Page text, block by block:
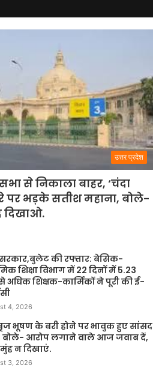
उत्तर प्रदेश
से निकाला बाहर, ‘चंदा
पर भड़के सतीश महाना, बोले-
दिखाओ.
की रफ्तार: बेसिक-
शिक्षा विभाग में 22 दिनों में 5.23
अधिक शिक्षक-कार्मिकों ने पूरी की ई-
4, 2026
भूषण के बरी होने पर भावुक हुए सांसद
आरोप लगाने वाले आज जवाब दें,
न दिखाएं.
3, 2026